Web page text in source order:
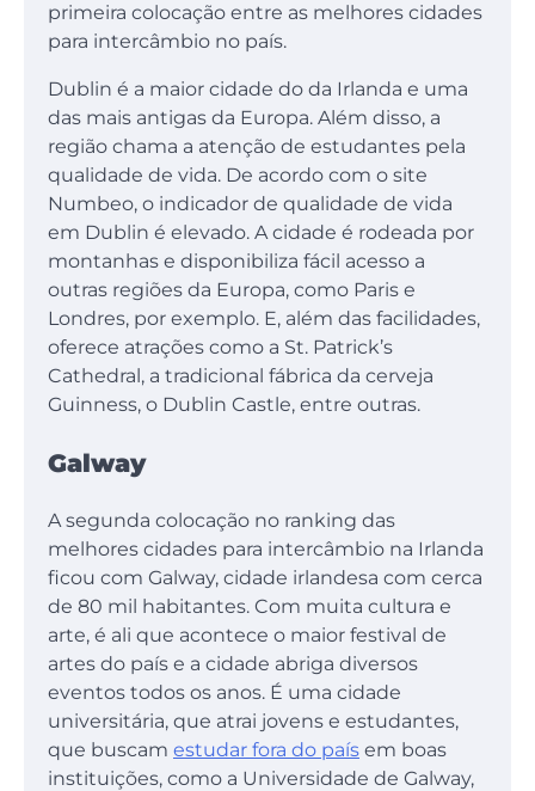
primeira colocação entre as melhores cidades
para intercâmbio no país.
Dublin é a maior cidade do da Irlanda e uma
das mais antigas da Europa. Além disso, a
região chama a atenção de estudantes pela
qualidade de vida. De acordo com o site
Numbeo, o indicador de qualidade de vida
em Dublin é elevado. A cidade é rodeada por
montanhas e disponibiliza fácil acesso a
outras regiões da Europa, como Paris e
Londres, por exemplo. E, além das facilidades,
oferece atrações como a St. Patrick’s
Cathedral, a tradicional fábrica da cerveja
Guinness, o Dublin Castle, entre outras.
Galway
A segunda colocação no ranking das
melhores cidades para intercâmbio na Irlanda
ficou com Galway, cidade irlandesa com cerca
de 80 mil habitantes. Com muita cultura e
arte, é ali que acontece o maior festival de
artes do país e a cidade abriga diversos
eventos todos os anos. É uma cidade
universitária, que atrai jovens e estudantes,
que buscam estudar fora do país em boas
instituições, como a Universidade de Galway,